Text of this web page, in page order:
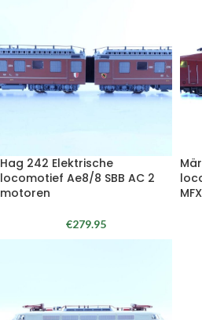
Hag 242 Elektrische
locomotief Ae8/8 SBB AC 2
motoren
€279.95